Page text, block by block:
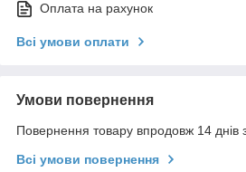
Оплата на рахунок
Всі умови оплати
Умови повернення
Повернення товару впродовж 14 днів
Всі умови повернення